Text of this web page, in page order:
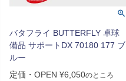
バタフライ BUTTERFLY 卓球
備品 サポートDX 70180 177 ブ
ルー
定価・OPEN ¥6,050のところ